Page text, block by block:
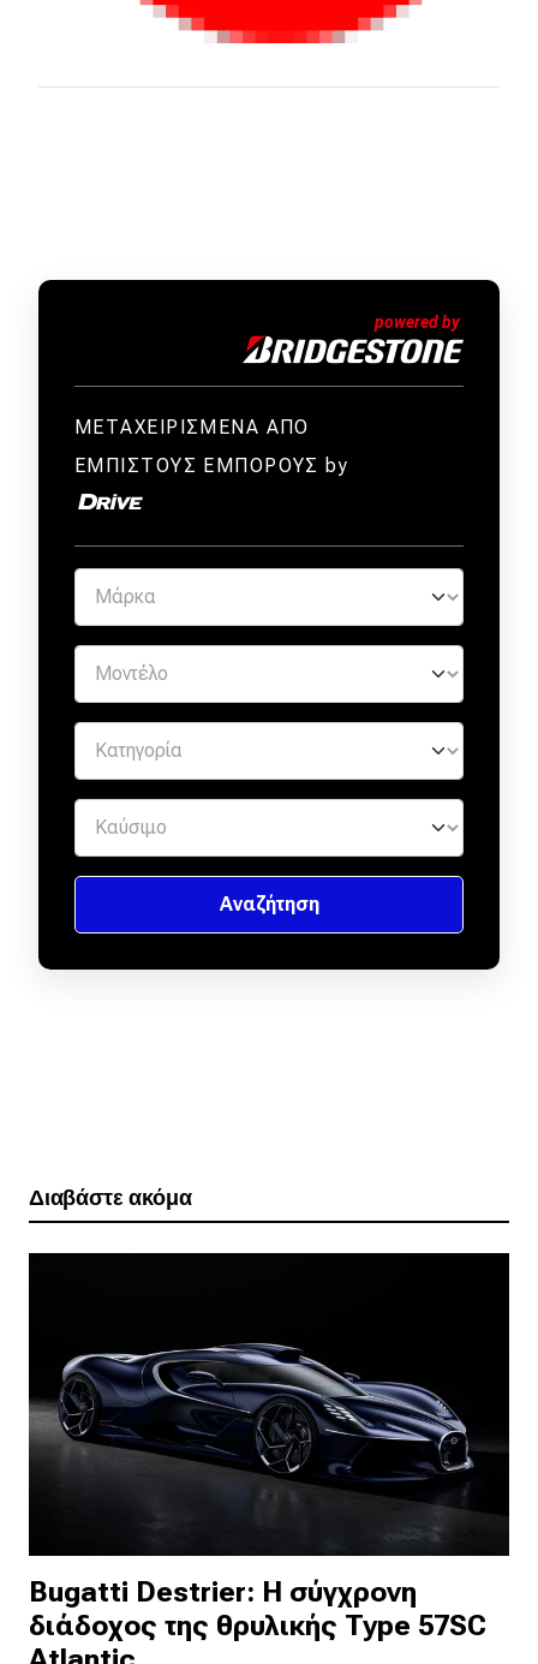
ΜΕΤΑΧΕΙΡΙΣΜΕΝΑ ΑΠΟ
ΕΜΠΙΣΤΟΥΣ ΕΜΠΟΡΟΥΣ by
Διαβάστε ακόμα
Bugatti Destrier: Η σύγχρονη
διάδοχος της θρυλικής Type 57SC